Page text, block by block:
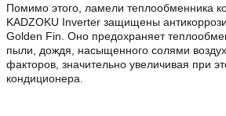
Помимо этого, ламели теплообменника
KADZOKU Inverter защищены
Golden Fin. Оно предохраняет
пыли, дождя, насыщенного солями
факторов, значительно увеличивая при
кондиционера.